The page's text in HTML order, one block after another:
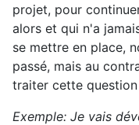
projet, pour
alors et qui n'a
se mettre en place,
passé, mais au
traiter cette
Exemple: Je vais